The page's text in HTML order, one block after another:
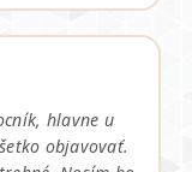
hlavne u
objavovať.